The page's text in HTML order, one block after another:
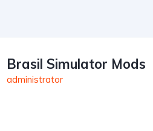
Brasil Simulator Mods
administrator